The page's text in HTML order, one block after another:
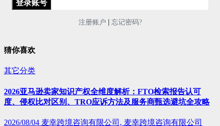
注册账户 | 忘记密码?
猜你喜欢
其它分类
2026亚马逊卖家知识产权全维度解析：FTO检索报告认可
度、侵权比对区别、TRO应诉方法及服务商甄选避坑全攻略
2026/08/04 麦幸跨境咨询有限公司, 麦幸跨境咨询有限公司